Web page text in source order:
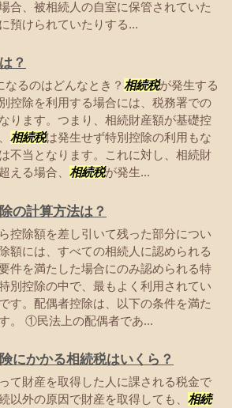
合、被相続人の自室に保管されていた
預けられていたりする...
？
なるのはどんなとき？ 相続税が発生する
控除を利用する場合には、税務署での
ります。つまり、相続財産額が基礎控
相続税は発生せず特別控除の利用もな
不当となります。これに対し、相続財
える場合、 相続税が発生...
の計算方法は？
控除額を差し引いて残った部分につい
額には、すべての相続人に認められる
件を満たした場合にのみ認められる特
別控除の中で、最もよく利用されてい
す。配偶者控除は、以下の条件を満た
。 ①民法上の配偶者であ...
にかかる相続税はいくら？
て財産を取得した人に課される税金で
以外の原因で財産を取得しても、 相続